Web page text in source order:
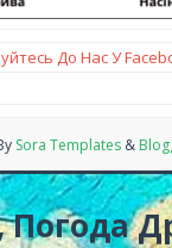
До Нас У
Sora Templates &
Погода